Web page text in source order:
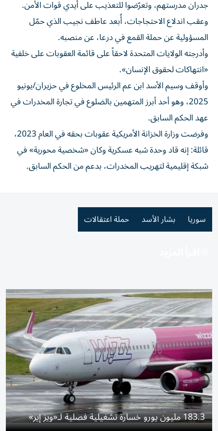
جدران مدرستهم، وتعرّضوا للتعذيب على أيدي قوات الأمن.
وعقب اندلاع الاحتجاجات، أُبعد عاطف نجيب الذي حمّل
المسؤولية عن حملة القمع في درعا، عن منصبه.
وأدرجته الولايات المتحدة لاحقاً على قائمة العقوبات على خلفية
«انتهاكات لحقوق الإنسان».
وأوقف وسيم الأسد ابن عم الرئيس المخلوع في حزيران/يونيو
2025، وهو أحد أبرز المتهمين بالضلوع في تجارة المخدرات في
عهد الحكم السابق.
وفرضت وزارة الخزانة الأمريكية عقوبات بحقه في العام 2023،
قائلة: إنه قاد وحدة شبه عسكرية وكان «شخصية محورية» في
شبكة إقليمية لتهريب المخدرات، بدعم من الحكم السابق.
سوريا بشار الأسد حملة اعتقالات
183.3 مليون يورو خسارة تشغيلية فصلية لـ«ويز إير»